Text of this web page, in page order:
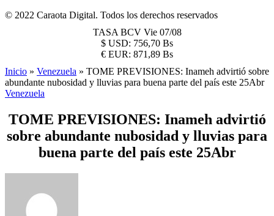
© 2022 Caraota Digital. Todos los derechos reservados
TASA BCV Vie 07/08
$ USD: 756,70 Bs
€ EUR: 871,89 Bs
Inicio » Venezuela » TOME PREVISIONES: Inameh advirtió sobre
abundante nubosidad y lluvias para buena parte del país este 25Abr
Venezuela
TOME PREVISIONES: Inameh advirtió
sobre abundante nubosidad y lluvias para
buena parte del país este 25Abr